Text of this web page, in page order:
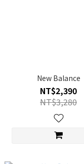
New Balance
NT$2,390
NT$3,280